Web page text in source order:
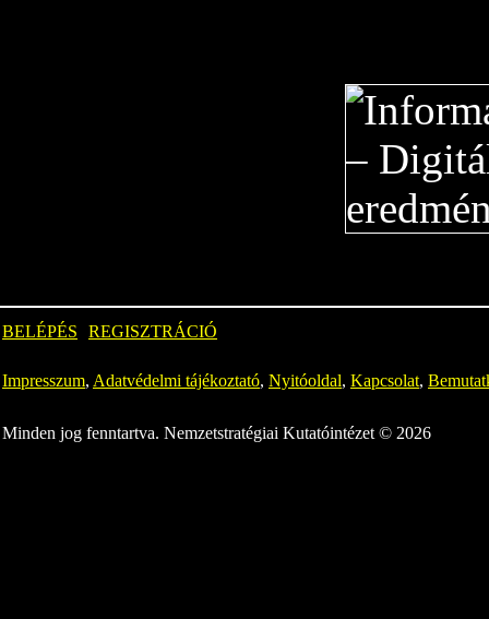
BELÉPÉS REGISZTRÁCIÓ
Impresszum, Adatvédelmi tájékoztató, Nyitóoldal, Kapcsolat,
Minden jog fenntartva. Nemzetstratégiai Kutatóintézet © 2026